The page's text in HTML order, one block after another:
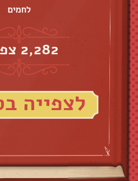
לחמים
2,282 צפיות
לצפייה